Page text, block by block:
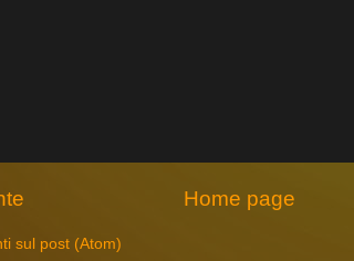
Home page
sul post (Atom)